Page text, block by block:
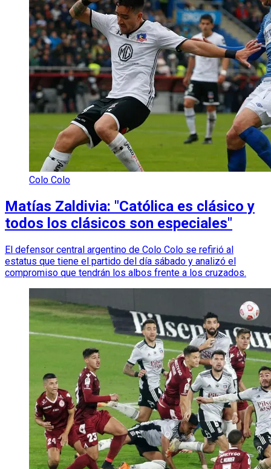
Colo Colo
Matías Zaldivia: "Católica es clásico y
todos los clásicos son especiales"
El defensor central argentino de Colo Colo se refirió al
estatus que tiene el partido del día sábado y analizó el
compromiso que tendrán los albos frente a los cruzados.